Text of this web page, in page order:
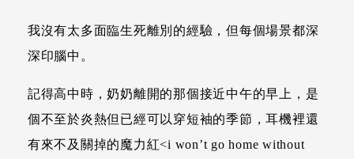
我沒有太多面臨生死離別的經驗，但每個場景都深
深印腦中。
記得高中時，奶奶離開的那個接近中午的早上，是
個不至於炎熱但已經可以穿短袖的季節，耳機裡還
有來不及關掉的魔力紅<i won’t go home without